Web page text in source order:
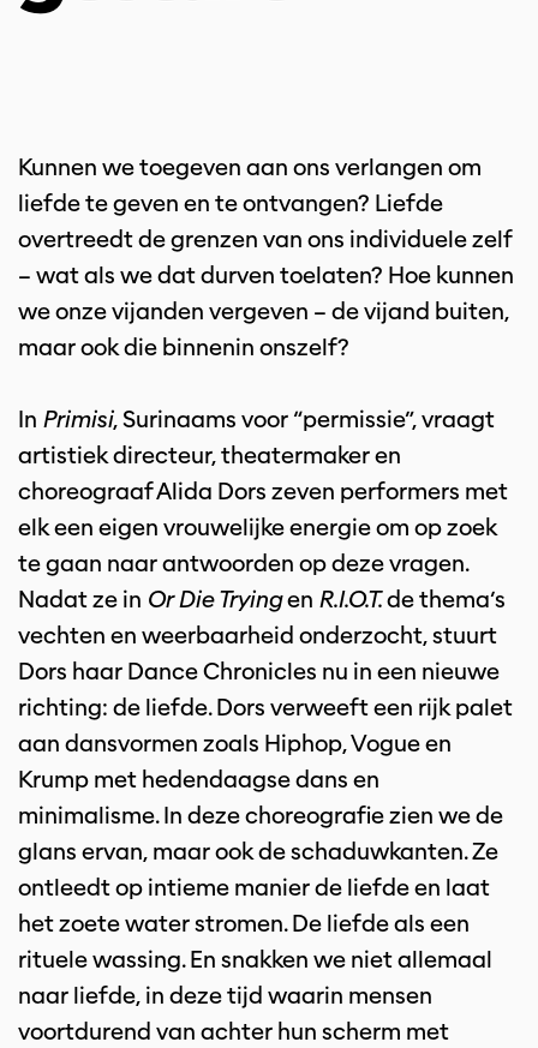
Kunnen we toegeven aan ons verlangen om
liefde te geven en te ontvangen? Liefde
overtreedt de grenzen van ons individuele zelf
– wat als we dat durven toelaten? Hoe kunnen
we onze vijanden vergeven – de vijand buiten,
maar ook die binnenin onszelf?
In Primisi, Surinaams voor “permissie”, vraagt
artistiek directeur, theatermaker en
choreograaf Alida Dors zeven performers met
elk een eigen vrouwelijke energie om op zoek
te gaan naar antwoorden op deze vragen.
Nadat ze in Or Die Tryingen R.I.O.T.de thema’s
vechten en weerbaarheid onderzocht, stuurt
Dors haar Dance Chronicles nu in een nieuwe
richting: de liefde. Dors verweeft een rijk palet
aan dansvormen zoals Hiphop, Vogue en
Krump met hedendaagse dans en
minimalisme. In deze choreografie zien we de
glans ervan, maar ook de schaduwkanten. Ze
ontleedt op intieme manier de liefde en laat
het zoete water stromen. De liefde als een
rituele wassing. En snakken we niet allemaal
naar liefde, in deze tijd waarin mensen
voortdurend van achter hun scherm met